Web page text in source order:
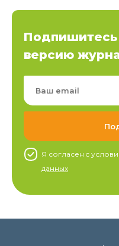
версию
Я согласен c
данных